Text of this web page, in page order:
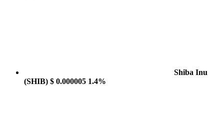
Shiba Inu
(SHIB) $ 0.000005 1.4%